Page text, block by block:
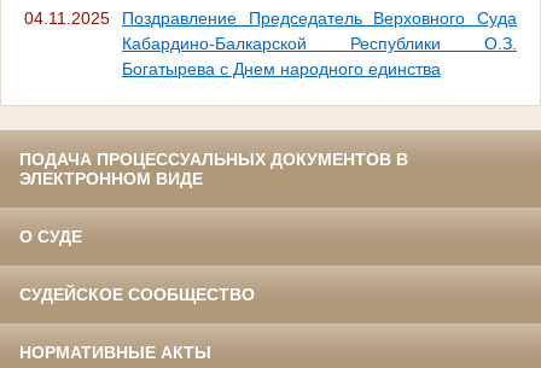
04.11.2025
Поздравление Председатель Верховного Суда
Кабардино-Балкарской Республики О.З.
Богатырева с Днем народного единства
ПОДАЧА ПРОЦЕССУАЛЬНЫХ ДОКУМЕНТОВ В
ЭЛЕКТРОННОМ ВИДЕ
О СУДЕ
СУДЕЙСКОЕ СООБЩЕСТВО
НОРМАТИВНЫЕ АКТЫ